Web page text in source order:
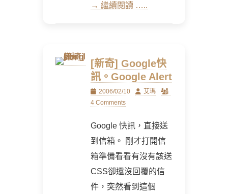
→ 繼續閱讀 …..
[新奇] Google快
訊。Google Alert
Posted
on
2006/02/10 Author
艾瑪
4 Comments
Google 快訊，直接送
到信箱。 剛才打開信
箱準備看看有沒有該送
CSS卻還沒回覆的信
件，突然看到這個